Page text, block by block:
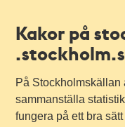
Kakor på
På Stockholmskällan
sammanställa
fungera på ett bra sätt